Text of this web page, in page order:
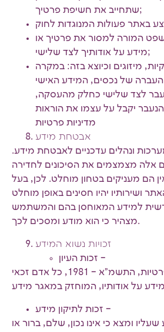
שתחייב את חשיפת פרטיך;
המורה למסור את פרטיך או
מידע על אודותיך לצד שלישי;
מיזוגים וכיוצא בזה: במקרה
העברה של נכסים, המידע האישי
לצד שלישי כחלק מהעסקה,
יקבל על עצמו את הוראות
מדיניות פרטיות
אבטחת מידע
ונהלים עדכניים לאבטחת מידע.
אלה מצמצמים את הסיכונים לחדירה
הם מעניקים בטחון מוחלט. לכן, בעל
ושירותיו יהיו חסינים באופן מוחלט
למידע המאוחסן בהם והמשתמש
מצהיר כי הוא מודע ומסכים לכך.
זכויות נשוא המידע
זכות העיון –
על-פי חוק הגנת הפרטיות, התשמ"א – 1981, כל אדם זכאי
זכות לתיקון מידע –
ומצא כי אינו נכון, שלם, ברור או